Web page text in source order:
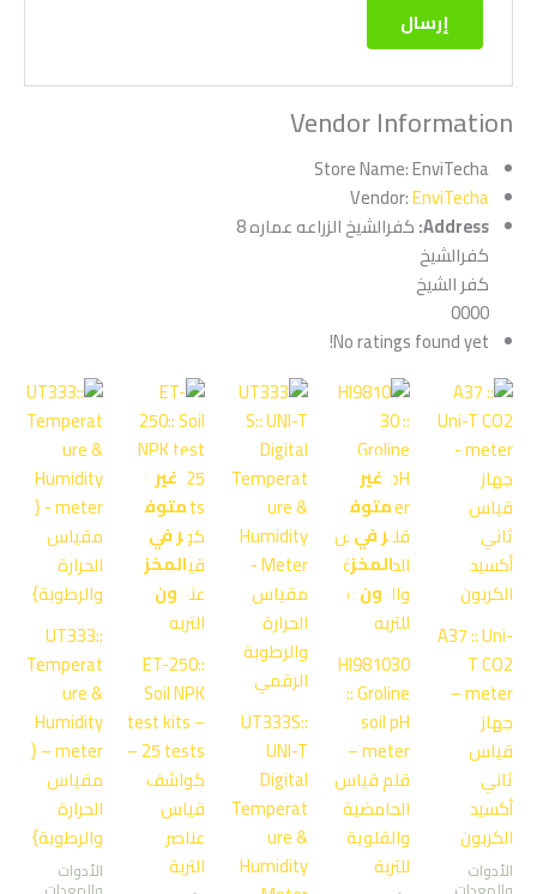
Vendor Information
Store Name:EnviTecha
Vendor:EnviTecha
Address: كفرالشيخ الزراعه عماره 8
كفرالشيخ
كفر الشيخ
0000
No ratings found yet!
A37 :: Uni-
T CO2
meter –
جهاز
قياس
ثاني
أكسيد
الكربون
الأدوات
غير
متوف
ر في
المخز
ون
HI981030
:: Groline
soil pH
meter –
قلم قياس
الحامضية
والقلوية
للتربة
UT333S::
UNI-T
Digital
Temperat
ure &
Humidity
غير
متوف
ر في
المخز
ون
ET-250::
Soil NPK
test kits –
25 tests –
كواشف
قياس
عناصر
التربة
UT333::
Temperat
ure &
Humidity
meter – {
مقياس
الحرارة
والرطوبة}
الأدوات